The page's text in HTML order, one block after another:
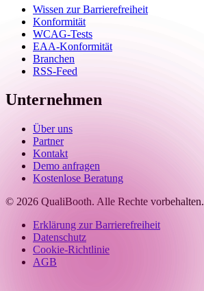
Wissen zur Barrierefreiheit
Konformität
WCAG-Tests
EAA-Konformität
Branchen
RSS-Feed
Unternehmen
Über uns
Partner
Kontakt
Demo anfragen
Kostenlose Beratung
© 2026 QualiBooth. Alle Rechte vorbehalten.
Erklärung zur Barrierefreiheit
Datenschutz
Cookie-Richtlinie
AGB